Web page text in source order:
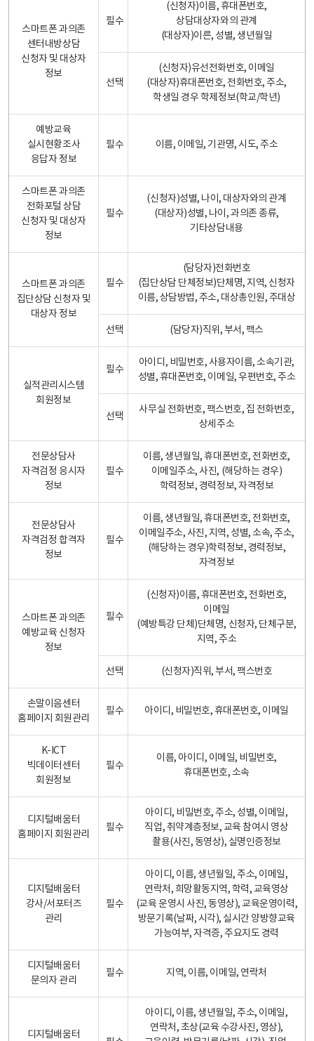
스마트폰 과의존
센터내방상담
신청자 및 대상자
정보
필수
(신청자)이름, 휴대폰번호,
상담대상자와의 관계
(대상자)이른, 성별, 생년월일
선택
(신청자)유선전화번호, 이메일
(대상자)휴대폰번호, 전화번호, 주소,
학생일 경우 학제정보(학교/학년)
예방교육
실시현황조사
응답자 정보
필수 이름, 이메일, 기관명, 시도, 주소
스마트폰 과의존
전화포털 상담
신청자 및 대상자
정보
필수
(신청자)성별, 나이, 대상자와의 관계
(대상자)성별, 나이, 과의존 종류,
기타상담내용
스마트폰 과의존
집단상담 신청자 및
대상자 정보
필수
(담당자)전화번호
(집단상담 단체정보)단체명, 지역, 신청자
이름, 상담방법, 주소, 대상총인원, 주대상
선택 (담당자)직위, 부서, 팩스
실적관리시스템
회원정보
필수
아이디, 비밀번호, 사용자이름, 소속기관,
성별, 휴대폰번호, 이메일, 우편번호, 주소
선택
사무실 전화번호, 팩스번호, 집 전화번호,
상세주소
전문상담사
자격검정 응시자
정보
필수
이름, 생년월일, 휴대폰번호, 전화번호,
이메일주소, 사진, (해당하는 경우)
학력정보, 경력정보, 자격정보
전문상담사
자격검정 합격자
정보
필수
이름, 생년월일, 휴대폰번호, 전화번호,
이메일주소, 사진, 지역, 성별, 소속, 주소,
(해당하는 경우)학력정보, 경력정보,
자격정보
스마트폰 과의존
예방교육 신청자
정보
필수
(신청자)이름, 휴대폰번호, 전화번호,
이메일
(예방특강 단체)단체명, 신청자, 단체구분,
지역, 주소
선택 (신청자)직위, 부서, 팩스번호
손말이음센터
홈페이지 회원관리
필수 아이디, 비밀번호, 휴대폰번호, 이메일
K-ICT
빅데이터센터
회원정보
필수
이름, 아이디, 이메일, 비밀번호,
휴대폰번호, 소속
디지털배움터
홈페이지 회원관리
필수
아이디, 비밀번호, 주소, 성별, 이메일,
직업, 취약계층정보, 교육 참여시 영상
촬용(사진, 동영상), 실명인증정보
디지털배움터
강사/서포터즈
관리
필수
아이디, 이름, 생년월일, 주소, 이메일,
연락처, 희망활동지역, 학력, 교육영상
(교육 운영시 사진, 동영상), 교육운영이력,
방문기록(날짜, 시각), 실시간 양방향교육
가능여부, 자격증, 주요지도 경력
디지털배움터
문의자 관리
필수 지역, 이름, 이메일, 연락처
디지털배움터
아이디, 이름, 생년월일, 주소, 이메일,
연락처, 초상(교육 수강사진, 영상),